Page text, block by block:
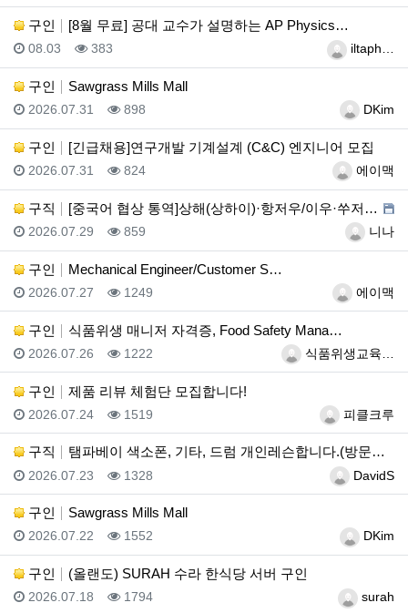
구인 [8월 무료] 공대 교수가 설명하는 AP Physics…
등록자iltaph…
등록일
08.03 조회
383
구인 Sawgrass Mills Mall
등록자DKim
등록일
2026.07.31 조회
898
구인 [긴급채용]연구개발 기계설계 (C&C) 엔지니어 모집
등록자에이맥
등록일
2026.07.31 조회
824
구직 [중국어 협상 통역]상해(상하이)·항저우/이우·쑤저우 …
등록자니나
등록일
2026.07.29 조회
859
구인 Mechanical Engineer/Customer S…
등록자에이맥
등록일
2026.07.27 조회
1249
구인 식품위생 매니저 자격증, Food Safety Mana…
등록자식품위생교육…
등록일
2026.07.26 조회
1222
구인 제품 리뷰 체험단 모집합니다!
등록자피클크루
등록일
2026.07.24 조회
1519
구직 탬파베이 색소폰, 기타, 드럼 개인레슨합니다.(방문레슨…
등록자DavidS
등록일
2026.07.23 조회
1328
구인 Sawgrass Mills Mall
등록자DKim
등록일
2026.07.22 조회
1552
구인 (올랜도) SURAH 수라 한식당 서버 구인
등록자surah
등록일
2026.07.18 조회
1794